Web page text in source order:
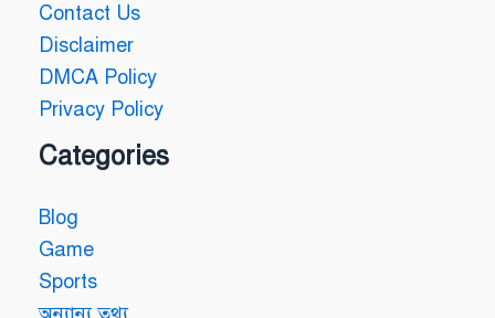
Contact Us
Disclaimer
DMCA Policy
Privacy Policy
Categories
Blog
Game
Sports